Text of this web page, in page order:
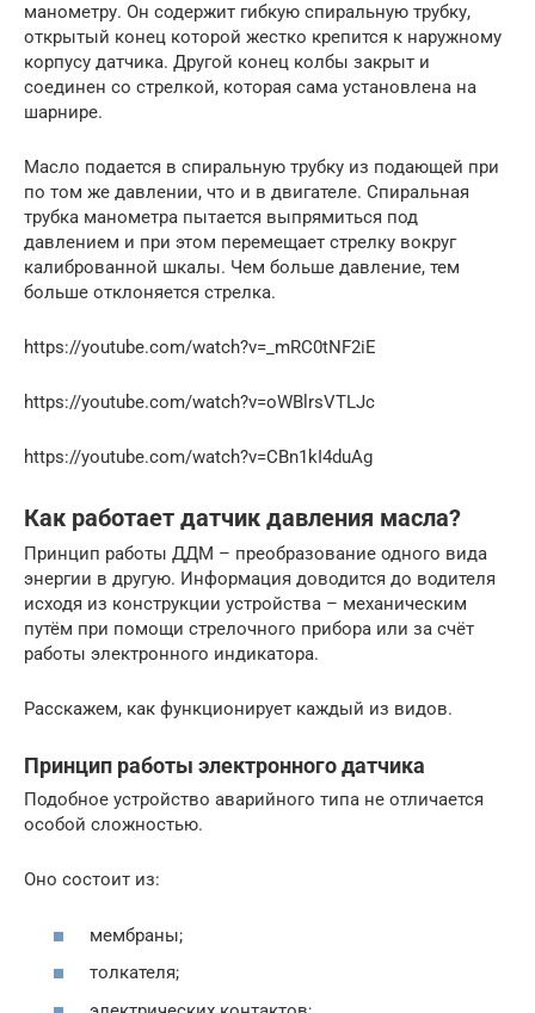
манометру. Он содержит гибкую спиральную трубку,
открытый конец которой жестко крепится к наружному
корпусу датчика. Другой конец колбы закрыт и
соединен со стрелкой, которая сама установлена ​​на
шарнире.
Масло подается в спиральную трубку из подающей при
по том же давлении, что и в двигателе. Спиральная
трубка манометра пытается выпрямиться под
давлением и при этом перемещает стрелку вокруг
калиброванной шкалы. Чем больше давление, тем
больше отклоняется стрелка.
https://youtube.com/watch?v=_mRC0tNF2iE
https://youtube.com/watch?v=oWBlrsVTLJc
https://youtube.com/watch?v=CBn1kI4duAg
Как работает датчик давления масла?
Принцип работы ДДМ – преобразование одного вида
энергии в другую. Информация доводится до водителя
исходя из конструкции устройства – механическим
путём при помощи стрелочного прибора или за счёт
работы электронного индикатора.
Расскажем, как функционирует каждый из видов.
Принцип работы электронного датчика
Подобное устройство аварийного типа не отличается
особой сложностью.
Оно состоит из:
мембраны;
толкателя;